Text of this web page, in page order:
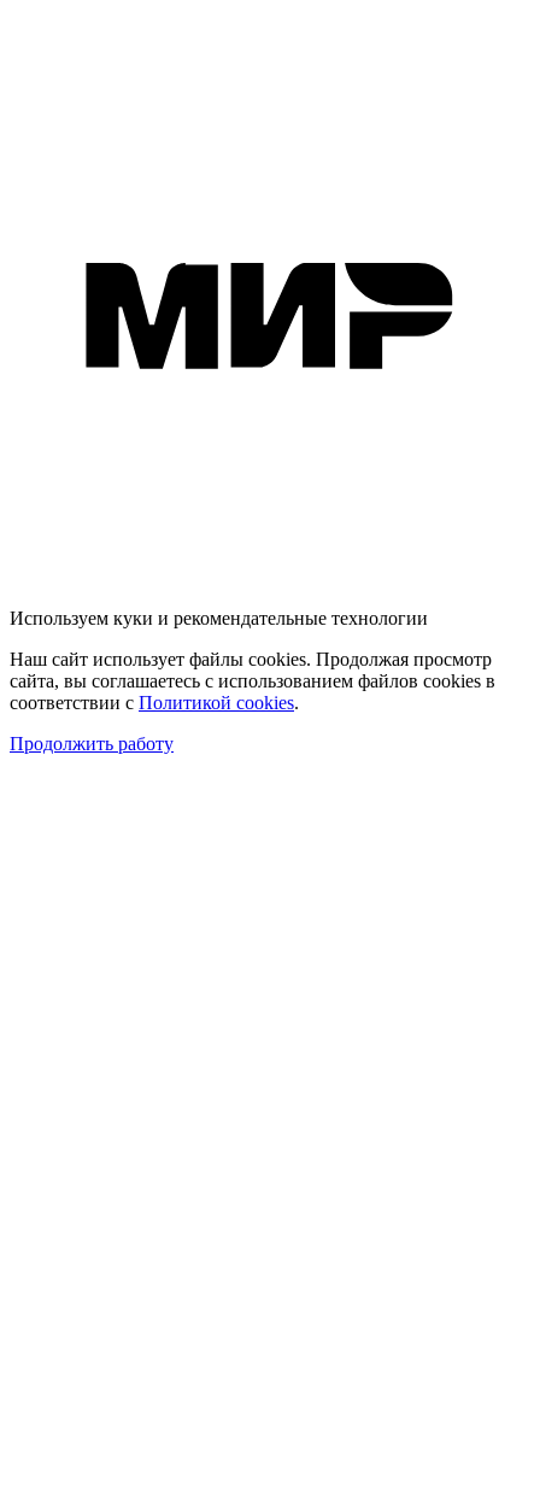
Используем куки и рекомендательные технологии
Наш сайт использует файлы cookies. Продолжая просмотр
сайта, вы соглашаетесь с использованием файлов cookies в
соответствии с Политикой cookies.
Продолжить работу